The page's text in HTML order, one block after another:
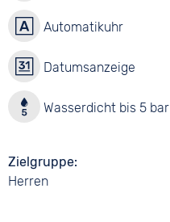
Automatikuhr
Datumsanzeige
Wasserdicht bis 5 bar
Zielgruppe
Herren